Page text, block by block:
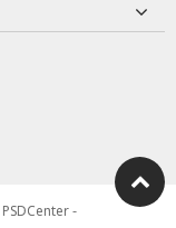
PSDCenter-